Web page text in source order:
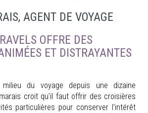
AGENT DE VOYAGE
OFFRE DES
ET DISTRAYANTES
du voyage depuis une dizaine
croit qu'il faut offrir des croisières
particulières pour conserver l'intérêt